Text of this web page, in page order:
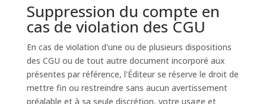
Suppression du compte en
cas de violation des CGU
En cas de violation d'une ou de plusieurs dispositions
des CGU ou de tout autre document incorporé aux
présentes par référence, l'Éditeur se réserve le droit de
mettre fin ou restreindre sans aucun avertissement
préalable et à sa seule discrétion, votre usage et